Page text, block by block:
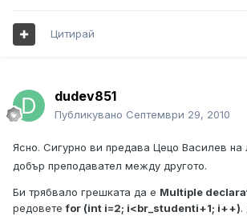
Цитирай
dudev851
Публикувано Септември 29, 2010
Ясно. Сигурно ви предава Цецо Василев на
добър преподавател между другото.
Би трябвало грешката да е Multiple
редоветеfor (int i=2; i<br_studenti+1; i++).